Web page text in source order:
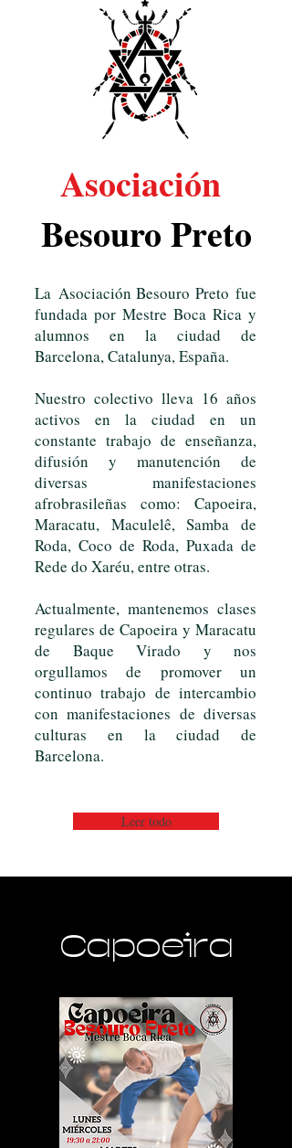
Asociación
Besouro Preto
La Asociación Besouro Preto fue
fundada por Mestre Boca Rica y
alumnos en la ciudad de
Barcelona, Catalunya, España.
Nuestro colectivo lleva 16 años
activos en la ciudad en un
constante trabajo de enseñanza,
difusión y manutención de
diversas manifestaciones
afrobrasileñas como: Capoeira,
Maracatu, Maculelê, Samba de
Roda, Coco de Roda, Puxada de
Rede do Xaréu, entre otras.
Actualmente, mantenemos clases
regulares de Capoeira y Maracatu
de Baque Virado y nos
orgullamos de promover un
continuo trabajo de intercambio
con manifestaciones de diversas
culturas en la ciudad de
Barcelona.
Leer todo
Nuestras clases
Capoeira